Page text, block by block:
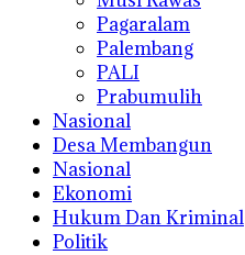
Pagaralam
Palembang
PALI
Prabumulih
Nasional
Desa Membangun
Nasional
Ekonomi
Hukum Dan Kriminal
Politik